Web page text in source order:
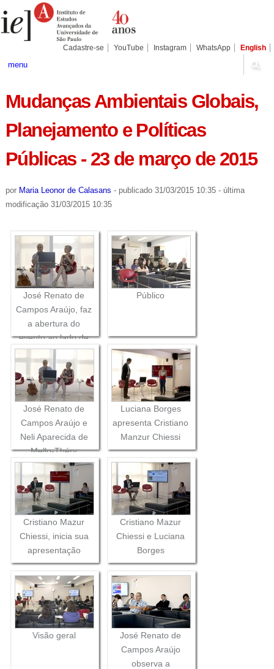
para
conteúdo.
Pessoais
Cadastre-se YouTube Instagram WhatsApp English
menu
Mudanças Ambientais Globais,
Planejamento e Políticas
Públicas - 23 de março de 2015
por Maria Leonor de Calasans - publicado31/03/2015 10:35 - última
modificação31/03/2015 10:35
José Renato de
Campos Araújo, faz
a abertura do
evento ao lado de
Neli Aparecida de
Mello-Théry
Público
José Renato de
Campos Araújo e
Neli Aparecida de
Mello-Théry
Luciana Borges
apresenta Cristiano
Manzur Chiessi
Cristiano Mazur
Chiessi, inicia sua
apresentação
Cristiano Mazur
Chiessi e Luciana
Borges
Visão geral
José Renato de
Campos Araújo
observa a